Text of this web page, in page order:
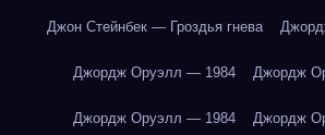
Джон Стейнбек — Гроздья гнева
Джордж Оруэлл — 1984 Джордж
Джордж Оруэлл — 1984 Джордж